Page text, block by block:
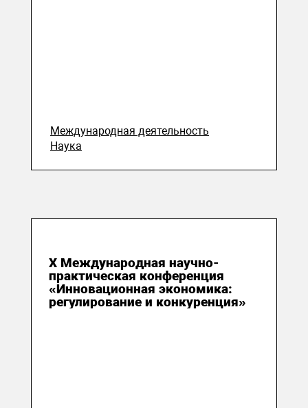
Международная деятельность
Наука
X Международная научно-
практическая конференция
«Инновационная экономика:
регулирование и конкуренция»